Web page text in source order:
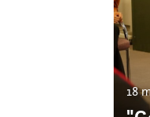
18